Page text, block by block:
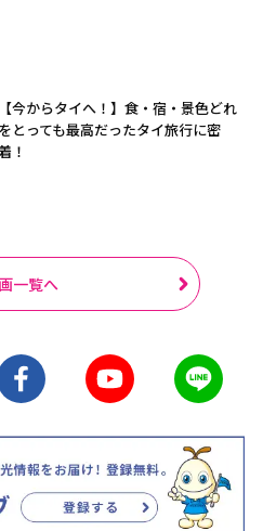
【今からタイへ！】食・宿・景色どれ
をとっても最高だったタイ旅行に密
！
一覧へ